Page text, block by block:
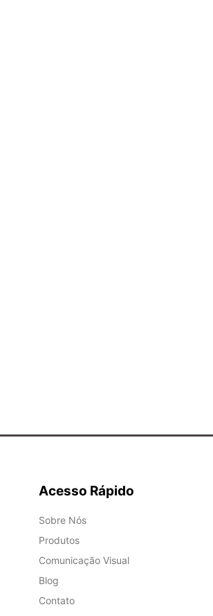
Acesso Rápido
Sobre Nós
Produtos
Comunicação Visual
Blog
Contato